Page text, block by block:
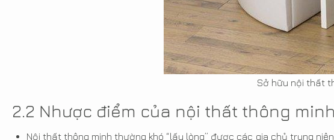
Sở hữu nội thất
2.2 Nhược điểm của nội thất thông
Nội thất thông minh thường khó “lấy lòng” được các gia chủ trung